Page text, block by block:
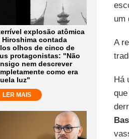
explosão atômica
Hiroshima contada
olhos de cinco de
protagonistas: "Não
nem descrever
como era
luz"
LER MAIS
um
A
Há